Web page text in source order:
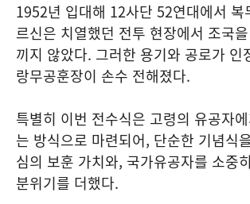
1952년 입대해 12사단 52연대에서 복
르신은 치열했던 전투 현장에서 조국
끼지 않았다. 그러한 용기와 공로가 인
랑무공훈장이 손수 전해졌다.
특별히 이번 전수식은 고령의 유공자
는 방식으로 마련되어, 단순한 기념식
심의 보훈 가치와, 국가유공자를 소중
분위기를 더했다.